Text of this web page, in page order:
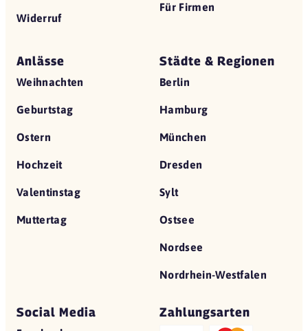
Widerruf
Für Firmen
Anlässe
Weihnachten
Geburtstag
Ostern
Hochzeit
Valentinstag
Muttertag
Städte & Regionen
Berlin
Hamburg
München
Dresden
Sylt
Ostsee
Nordsee
Nordrhein-Westfalen
Social Media Zahlungsarten